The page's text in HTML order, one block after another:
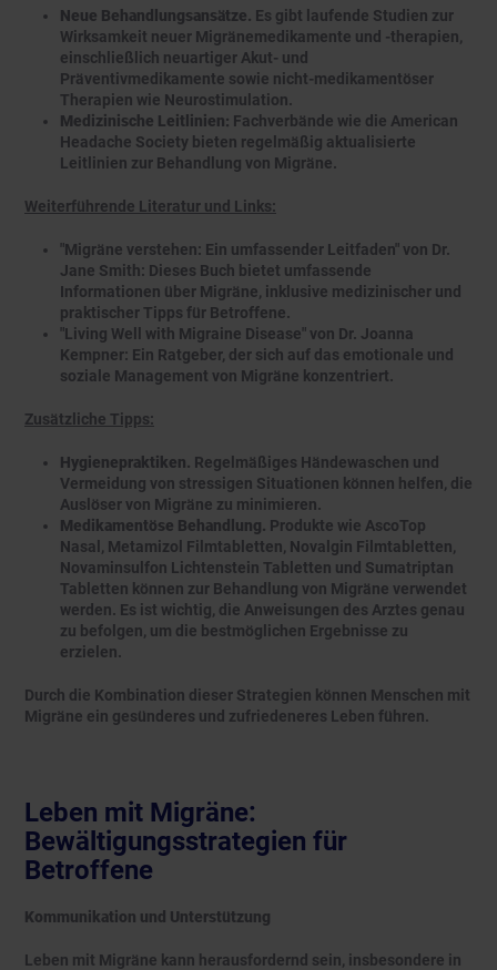
Neue Behandlungsansätze. Es gibt laufende Studien zur
Wirksamkeit neuer Migränemedikamente und -therapien,
einschließlich neuartiger Akut- und
Präventivmedikamente sowie nicht-medikamentöser
Therapien wie Neurostimulation.
Medizinische Leitlinien: Fachverbände wie die American
Headache Society bieten regelmäßig aktualisierte
Leitlinien zur Behandlung von Migräne.
Weiterführende Literatur und Links:
"Migräne verstehen: Ein umfassender Leitfaden" von Dr.
Jane Smith: Dieses Buch bietet umfassende
Informationen über Migräne, inklusive medizinischer und
praktischer Tipps für Betroffene.
"Living Well with Migraine Disease" von Dr. Joanna
Kempner: Ein Ratgeber, der sich auf das emotionale und
soziale Management von Migräne konzentriert.
Zusätzliche Tipps:
Hygienepraktiken. Regelmäßiges Händewaschen und
Vermeidung von stressigen Situationen können helfen, die
Auslöser von Migräne zu minimieren.
Medikamentöse Behandlung. Produkte wie AscoTop
Nasal, Metamizol Filmtabletten, Novalgin Filmtabletten,
Novaminsulfon Lichtenstein Tabletten und Sumatriptan
Tabletten können zur Behandlung von Migräne verwendet
werden. Es ist wichtig, die Anweisungen des Arztes genau
zu befolgen, um die bestmöglichen Ergebnisse zu
erzielen.
Durch die Kombination dieser Strategien können Menschen mit
Migräne ein gesünderes und zufriedeneres Leben führen.
Leben mit Migräne:
Bewältigungsstrategien für
Betroffene
Kommunikation und Unterstützung
Leben mit Migräne kann herausfordernd sein, insbesondere in